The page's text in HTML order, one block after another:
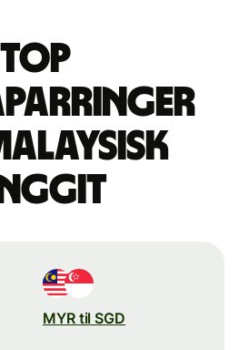
Top
MYR til SGD